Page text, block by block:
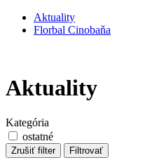
Aktuality
Florbal Cinobaňa
Aktuality
Kategória
ostatné
Zrušiť filter Filtrovať